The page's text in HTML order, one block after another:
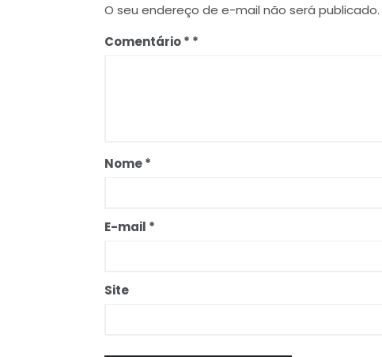
O seu endereço de e-mail não será publicado.
Comentário*
Nome*
E-mail *
Site